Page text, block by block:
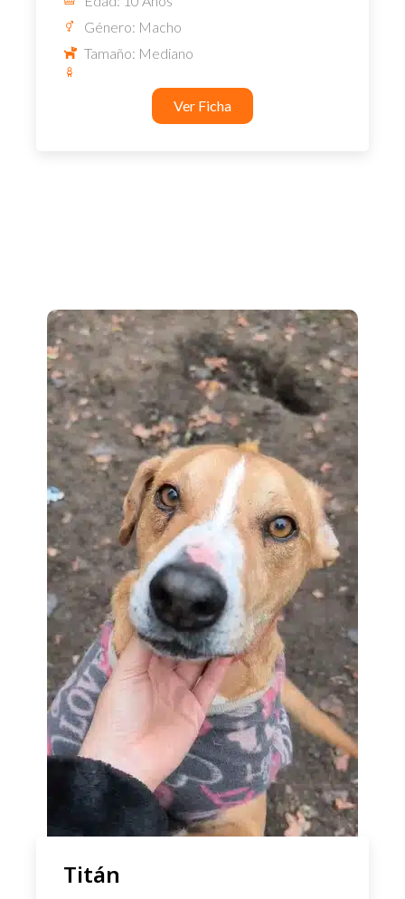
Género: Macho
Tamaño: Mediano
Ver Ficha
Titán